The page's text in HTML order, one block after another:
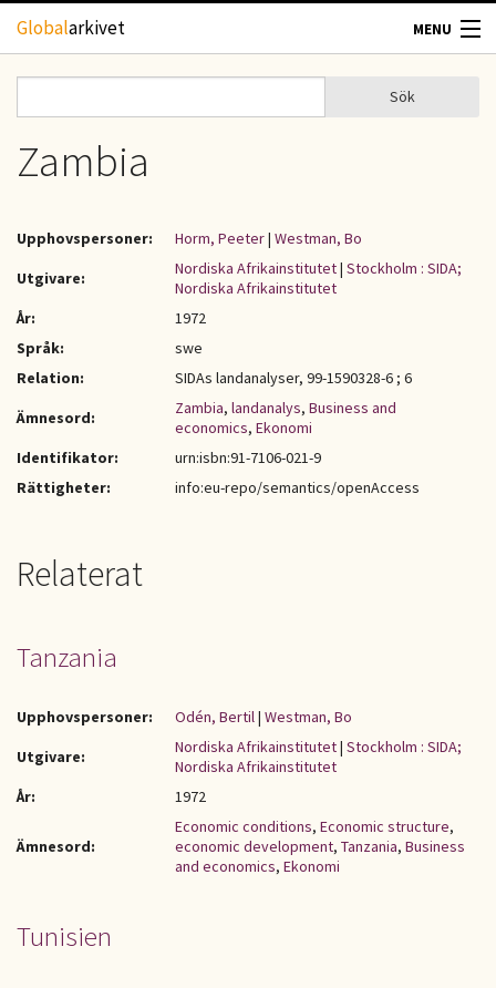
Hoppa till huvudinnehåll
Globalarkivet MENU
TIDSKRIFTER
OM OSS
KONTAKT
Sökformulär
Sök
Zambia
Upphovspersoner: Horm, Peeter| Westman, Bo
Utgivare:
Nordiska Afrikainstitutet| Stockholm : SIDA;
Nordiska Afrikainstitutet
År:
1972
Språk:
swe
Relation:
SIDAs landanalyser, 99-1590328-6 ; 6
Ämnesord:
Zambia, landanalys, Business and
economics, Ekonomi
Identifikator:
urn:isbn:91-7106-021-9
Rättigheter:
info:eu-repo/semantics/openAccess
Relaterat
Tanzania
Upphovspersoner: Odén, Bertil| Westman, Bo
Utgivare:
Nordiska Afrikainstitutet| Stockholm : SIDA;
Nordiska Afrikainstitutet
År:
1972
Ämnesord:
Economic conditions, Economic structure,
economic development, Tanzania, Business
and economics, Ekonomi
Tunisien